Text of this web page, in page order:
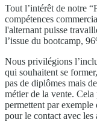
Tout l’intérêt de notre
compétences
l'alternant puisse
l’issue du bootcamp,
Nous privilégions
qui souhaitent se
pas de diplômes mais
métier de la vente. Cela
permettent par exemple
pour le contact avec les